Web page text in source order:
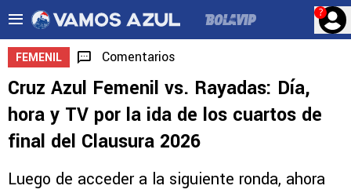
?
FEMENIL Comentarios
Cruz Azul Femenil vs. Rayadas: Día,
hora y TV por la ida de los cuartos de
final del Clausura 2026
Luego de acceder a la siguiente ronda, ahora